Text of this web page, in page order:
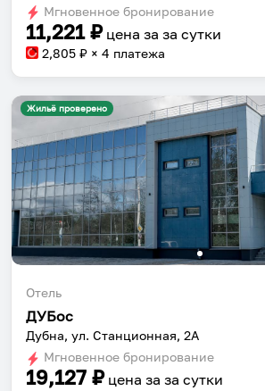
dates.
dates.
Мгновенное бронирование
11,221₽ цена за за сутки
2,805 ₽ × 4 платежа
Жильё проверено
Отель
ДУБос
Дубна, ул. Станционная, 2А
Мгновенное бронирование
19,127 ₽ цена за за сутки